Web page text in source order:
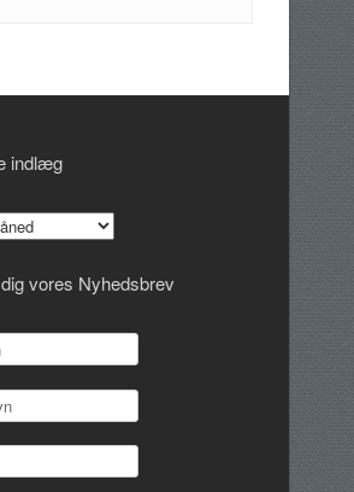
indlæg
vores Nyhedsbrev